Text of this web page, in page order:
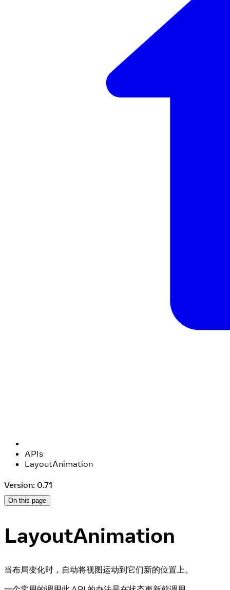
APIs
LayoutAnimation
Version: 0.71
On this page
LayoutAnimation
当布局变化时，自动将视图运动到它们新的位置上。